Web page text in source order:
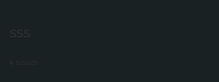
sss
a szsszs